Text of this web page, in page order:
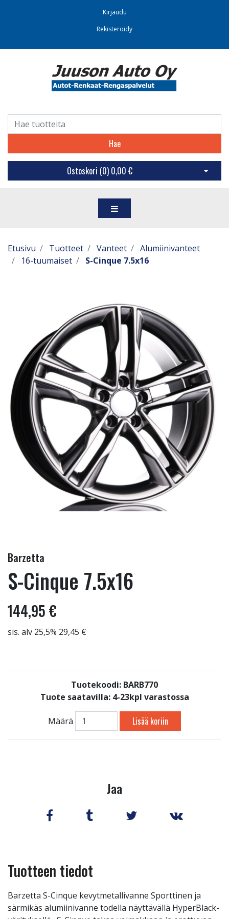
Kirjaudu
Rekisteröidy
Hae
Ostoskori (0) 0,00 € Avaa
Etusivu Tuotteet Vanteet
Alumiinivanteet
16-tuumaiset
S-Cinque 7.5x16
Barzetta
S-Cinque 7.5x16
144,95 €
sis. alv 25,5% 29,45 €
Tuotekoodi: BARB770
Tuote saatavilla: 4-23kpl varastossa
Määrä Lisää koriin
Jaa
Tuotteen tiedot
Barzetta S-Cinque kevytmetallivanne Sporttinen ja
särmikäs alumiinivanne todella näyttävällä HyperBlack-